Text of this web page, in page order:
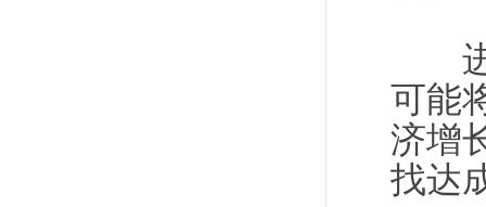
进
可能
济增
找达